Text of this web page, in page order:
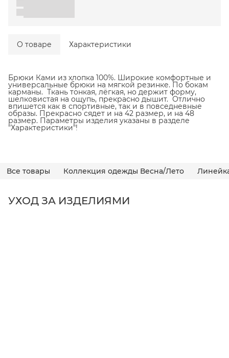
О товаре Характеристики
Брюки Ками из хлопка 100%. Широкие комфортные и
универсальные брюки на мягкой резинке. По бокам
карманы. Ткань тонкая, лёгкая, но держит форму,
шелковистая на ощупь, прекрасно дышит. Отлично
впишется как в спортивные, так и в повседневные
образы. Прекрасно сядет и на 42 размер, и на 48
размер. Параметры изделия указаны в разделе
"Характеристики"!
Все товары Коллекция одежды Весна/Лето
УХОД ЗА ИЗДЕЛИЯМИ